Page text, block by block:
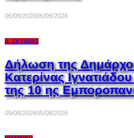
06/08/202606/08/2026
Δ. ΣΚΎΔΡΑΣ
Δήλωση της
Κατερίνας
της 10 ης
05/08/202605/08/2026